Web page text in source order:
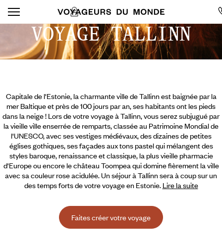
VOYAGE TALLINN
Capitale de l'Estonie, la charmante ville de Tallinn est baignée par la
mer Baltique et près de 100 jours par an, ses habitants ont les pieds
dans la neige ! Lors de votre voyage à Tallinn, vous serez subjugué par
la vieille ville enserrée de remparts, classée au Patrimoine Mondial de
l'UNESCO, avec ses vestiges médiévaux, des dizaines de petites
églises gothiques, ses façades aux tons pastel qui mélangent des
styles baroque, renaissance et classique, la plus vieille pharmacie
d'Europe ou encore le château Toompea qui domine fièrement la ville
avec sa couleur rose acidulée. Un séjour à Tallinn seraà coup sur un
des temps forts de votre voyage en Estonie. Lire la suite
Faites créer votre voyage